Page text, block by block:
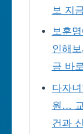
보 지
보훈
인해
금 바
다자
원…
건과